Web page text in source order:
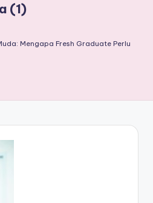
(1)
Mengapa Fresh Graduate Perlu